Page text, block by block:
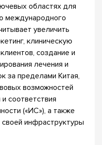
областях для
международного
увеличить
клиническую
создание и
лечения и
за пределами Китая,
возможностей
соответствия
(«ИС»), а также
инфраструктуры